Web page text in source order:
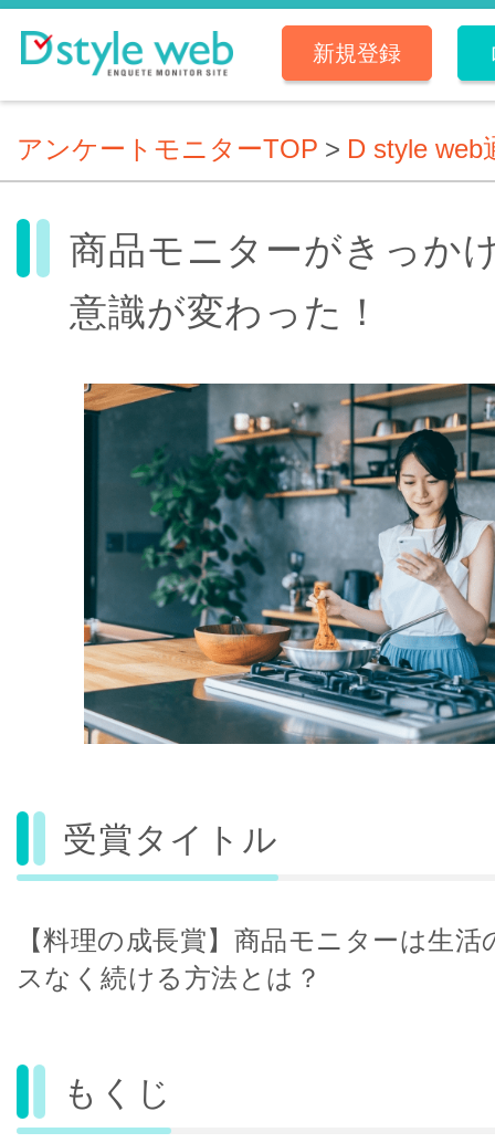
新規登録
アンケートモニターTOP > D style web
商品モニターがきっか
意識が変わった！
受賞タイトル
【料理の成長賞】商品モニターは生
スなく続ける方法とは？
もくじ